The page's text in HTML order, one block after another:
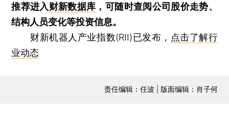
推荐进入财新数据库 ，可随时查阅公司股价走势、
结构人员变化等投资信息。
财新机器人产业指数(RII)已发布， 点击了解行
业动态
责任编辑：任波 | 版面编辑：肖子何